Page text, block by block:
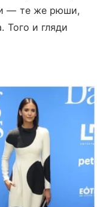
— те же рюши,
Того и гляди